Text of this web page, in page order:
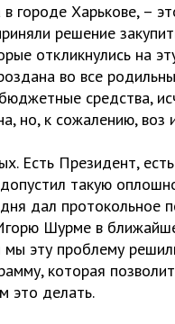
городе Харькове, –
решение
откликнулись на
во все
средства,
но, к сожалению, воз
Есть Президент,
такую
дал протокольное
Шурме в
эту проблему
которая
это делать.